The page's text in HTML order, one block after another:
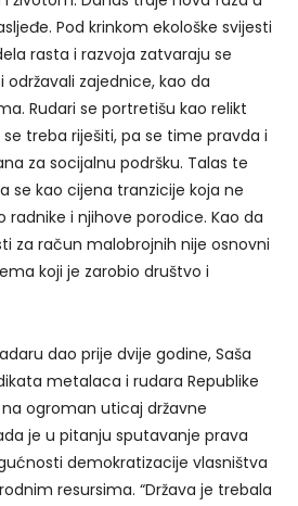
Pod krinkom ekološke svijesti
rasta i razvoja zatvaraju se
održavali zajednice, kao da
Rudari se portretišu kao relikt
treba riješiti, pa se time pravda i
za socijalnu podršku. Talas te
se kao cijena tranzicije koja ne
radnike i njihove porodice. Kao da
za račun malobrojnih nije osnovni
koji je zarobio društvo i
dao prije dvije godine, Saša
metalaca i rudara Republike
ogroman uticaj državne
je u pitanju sputavanje prava
demokratizacije vlasništva
resursima. “Država je trebala